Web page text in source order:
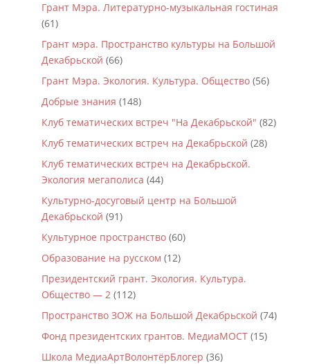
Грант Мэра. Литературно-музыкальная гостиная
(61)
Грант мэра. Пространство культуры на Большой
Декабрьской (66)
Грант Мэра. Экология. Культура. Общество(56)
Добрые знания (148)
Клуб тематических встреч "На Декабрьской" (82)
Клуб тематических встреч на Декабрьской (28)
Клуб тематических встреч на Декабрьской.
Экология мегаполиса (44)
Культурно-досуговый центр на Большой
Декабрьской (91)
Культурное пространство(60)
Образование на русском (12)
Президентский грант. Экология. Культура.
Общество — 2(112)
Пространство ЗОЖ на Большой Декабрьской (74)
Фонд президентских грантов. МедиаМОСТ(15)
Школа МедиаАртВолонтёрБлогер (36)